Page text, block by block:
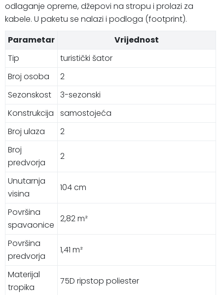
odlaganje opreme, džepovi na stropu i prolazi za
kabele. U paketu se nalazi i podloga (footprint).
Parametar
Vrijednost
Tip
turistički šator
Broj osoba
2
Sezonskost
3-sezonski
Konstrukcija
samostojeća
Broj ulaza
2
Broj
predvorja
2
Unutarnja
visina
104 cm
Površina
spavaonice
2,82 m²
Površina
predvorja
1,41 m²
Materijal
tropika
75D ripstop poliester